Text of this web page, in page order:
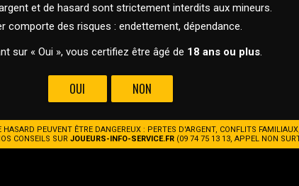
VS
et de hasard sont strictement interdits aux mineurs.
comporte des risques : endettement, dépendance.
sur « Oui », vous certifiez être âgé de 18 ans ou plus.
OUI NON
PEUVENT ÊTRE DANGEREUX : PERTES D'ARGENT, CONFLITS FAMILIAUX,
CONSEILS SUR JOUEURS-INFO-SERVICE.FR (09 74 75 13 13, APPEL NON